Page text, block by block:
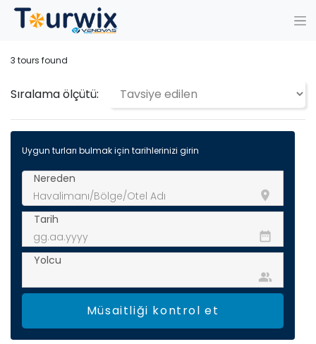
3 tours found
Sıralama ölçütü:
Uygun turları bulmak için tarihlerinizi girin
Nereden
room
Tarih
date_range
Yolcu
people_alt
Müsaitliği kontrol et